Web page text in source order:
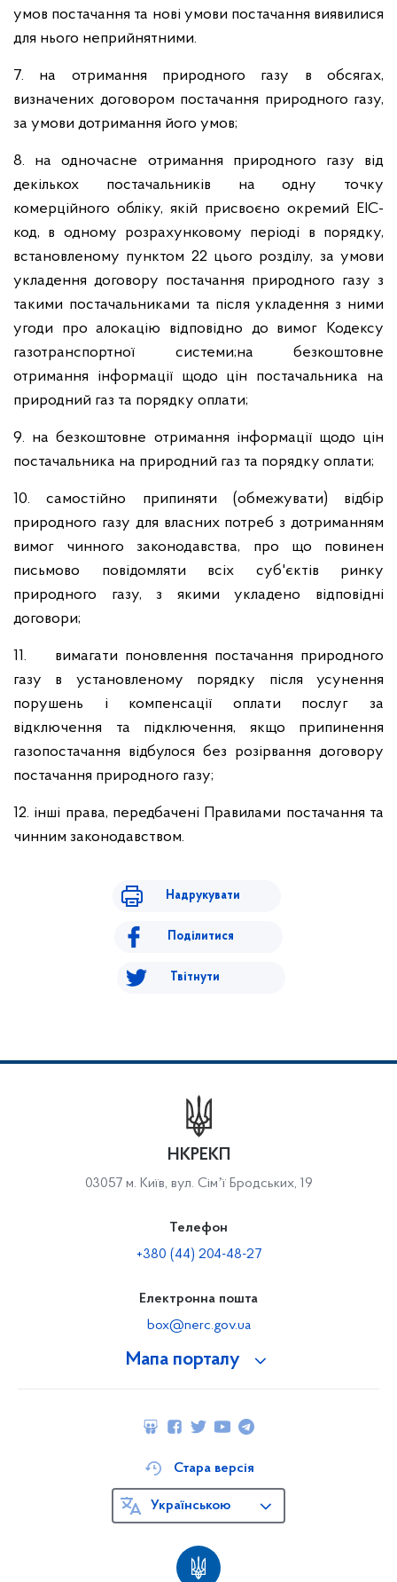
умов постачання та нові умови постачання виявилися
для нього неприйнятними.
7. на отримання природного газу в обсягах,
визначених договором постачання природного газу,
за умови дотримання його умов;
8. на одночасне отримання природного газу від
декількох постачальників на одну точку
комерційного обліку, якій присвоєно окремий EIC-
код, в одному розрахунковому періоді в порядку,
встановленому пунктом 22 цього розділу, за умови
укладення договору постачання природного газу з
такими постачальниками та після укладення з ними
угоди про алокацію відповідно до вимог Кодексу
газотранспортної системи;на безкоштовне
отримання інформації щодо цін постачальника на
природний газ та порядку оплати;
9. на безкоштовне отримання інформації щодо цін
постачальника на природний газ та порядку оплати;
10. самостійно припиняти (обмежувати) відбір
природного газу для власних потреб з дотриманням
вимог чинного законодавства, про що повинен
письмово повідомляти всіх суб'єктів ринку
природного газу, з якими укладено відповідні
договори;
11. вимагати поновлення постачання природного
газу в установленому порядку після усунення
порушень і компенсації оплати послуг за
відключення та підключення, якщо припинення
газопостачання відбулося без розірвання договору
постачання природного газу;
12. інші права, передбачені Правилами постачання та
чинним законодавством.
Надрукувати
Поділитися
Твітнути
Мапа порталу
НКРЕКП
03057 м. Київ, вул. Сімʼї Бродських, 19
Телефон
+380 (44) 204-48-27
Електронна пошта
box@nerc.gov.ua
Стара версія
Українською